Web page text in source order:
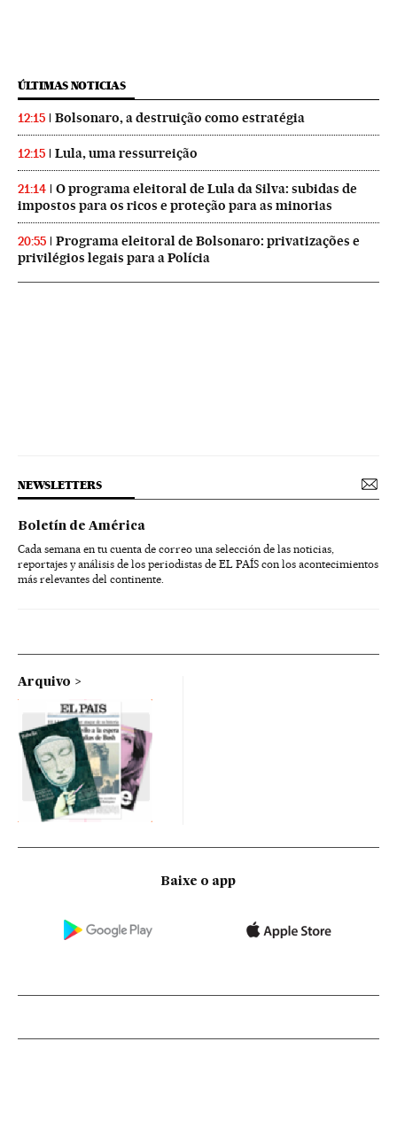
ÚLTIMAS NOTICIAS
12:15 Bolsonaro, a destruição como estratégia
12:15 Lula, uma ressurreição
21:14
O programa eleitoral de Lula da Silva: subidas de
impostos para os ricos e proteção para as minorias
20:55
Programa eleitoral de Bolsonaro: privatizações e
privilégios legais para a Polícia
NEWSLETTERS
Boletín de América
Cada semana en tu cuenta de correo una selección de las noticias,
reportajes y análisis de los periodistas de EL PAÍS con los acontecimientos
más relevantes del continente.
Arquivo
Baixe o app